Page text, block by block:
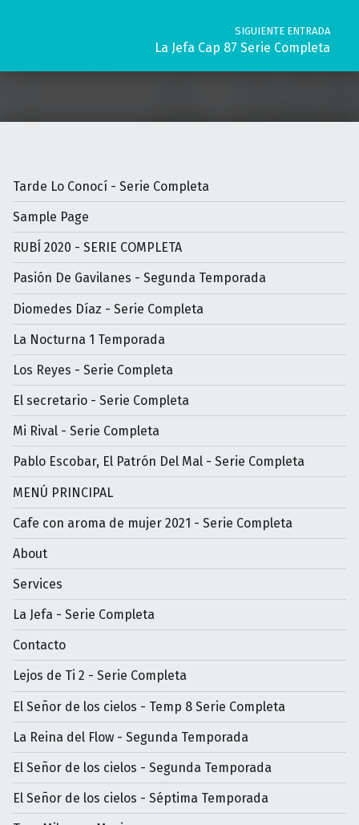
SIGUIENTE ENTRADA
La Jefa Cap 87 Serie Completa
Tarde Lo Conocí - Serie Completa
Sample Page
RUBÍ 2020 - SERIE COMPLETA
Pasión De Gavilanes - Segunda Temporada
Diomedes Díaz - Serie Completa
La Nocturna 1 Temporada
Los Reyes - Serie Completa
El secretario - Serie Completa
Mi Rival - Serie Completa
Pablo Escobar, El Patrón Del Mal - Serie Completa
MENÚ PRINCIPAL
Cafe con aroma de mujer 2021 - Serie Completa
About
Services
La Jefa - Serie Completa
Contacto
Lejos de Ti 2 - Serie Completa
El Señor de los cielos - Temp 8 Serie Completa
La Reina del Flow - Segunda Temporada
El Señor de los cielos - Segunda Temporada
El Señor de los cielos - Séptima Temporada